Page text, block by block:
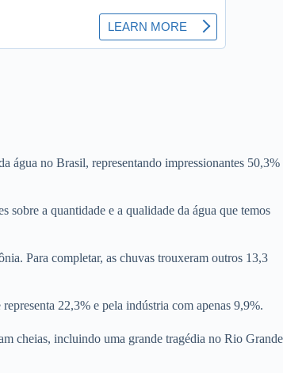
água no Brasil, representando impressionantes 50,3%
a quantidade e a qualidade da água que temos
Para completar, as chuvas trouxeram outros 13,3
22,3% e pela indústria com apenas 9,9%.
cheias, incluindo uma grande tragédia no Rio Grande